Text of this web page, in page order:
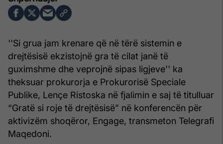
''Si grua jam krenare që në tërë sistemin e
drejtësisë ekzistojnë gra të cilat janë të
guximshme dhe veprojnë sipas ligjeve'' ka
theksuar prokurorja e Prokurorisë Speciale
Publike, Lençe Ristoska në fjalimin e saj të titulluar
“Gratë si roje të drejtësisë” në konferencën për
aktivizëm shoqëror, Engage, transmeton Telegrafi
Maqedoni.